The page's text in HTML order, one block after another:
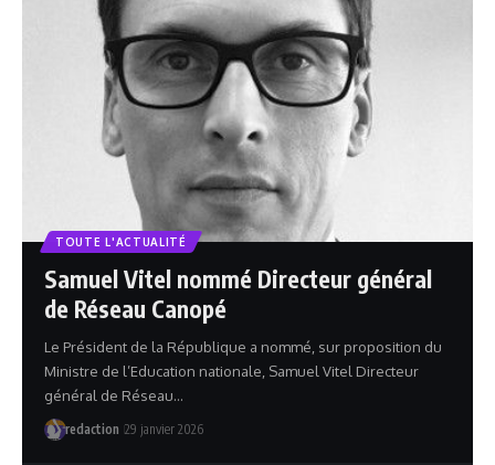
TOUTE L'ACTUALITÉ
Samuel Vitel nommé Directeur général
de Réseau Canopé
Le Président de la République a nommé, sur proposition du
Ministre de l’Education nationale, Samuel Vitel Directeur
général de Réseau…
redaction 29 janvier 2026